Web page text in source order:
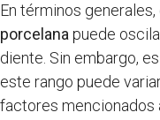
En términos generales,
porcelana puede
diente. Sin embargo,
este rango puede
factores mencionados